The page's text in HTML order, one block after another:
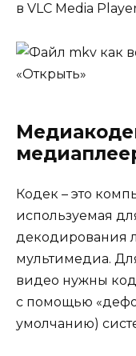
в VLC Media
«Открыть»
Кодек – это
используемая
декодирования
мультимедиа.
видео нужны
с помощью
умолчанию)